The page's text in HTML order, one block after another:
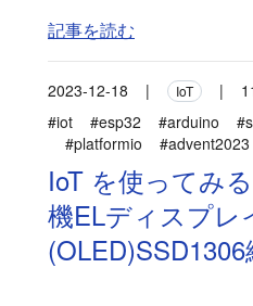
記事を読む
2023-12-18 | IoT |
#iot
#esp32 #arduino
#platformio
#advent2023
IoT を使ってみ
機ELディスプレ
(OLED)SSD1306